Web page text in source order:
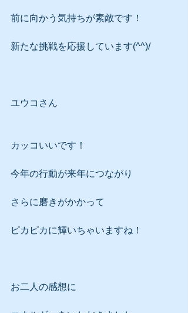
前に向かう気持ちが素敵です！
新たな挑戦を応援しています(^^)/
ユウコさん
カッコいいです！
今年の行動が来年につながり
さらに磨きがかかって
ピカピカに輝いちゃいますね！
お二人の感想に